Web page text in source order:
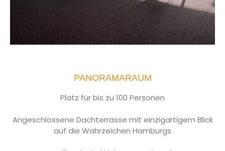
PANORAMARAUM
Platz für bis zu 100 Personen
Angeschlossene Dachterrasse mit einzigartigem Blick
auf die Wahrzeichen Hamburgs